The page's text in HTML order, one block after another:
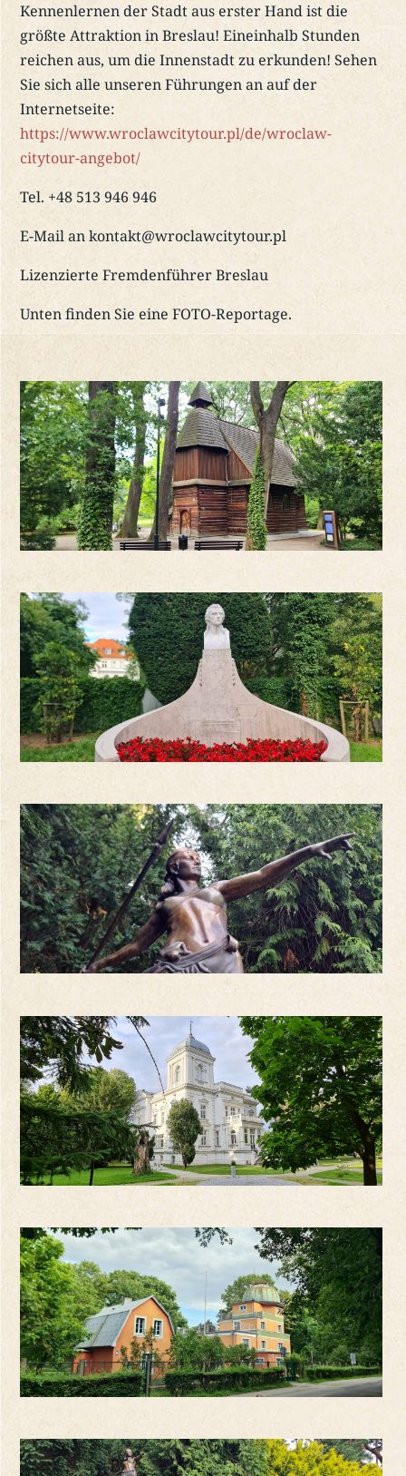
Kennenlernen der Stadt aus erster Hand ist die
größte Attraktion in Breslau! Eineinhalb Stunden
reichen aus, um die Innenstadt zu erkunden! Sehen
Sie sich alle unseren Führungen an auf der
Internetseite:
https://www.wroclawcitytour.pl/de/wroclaw-
citytour-angebot/
Tel. +48 513 946 946
E-Mail an kontakt@wroclawcitytour.pl
Lizenzierte Fremdenführer Breslau
Unten finden Sie eine FOTO-Reportage.